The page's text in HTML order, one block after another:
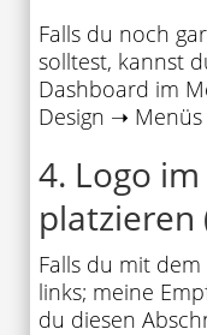
Falls du noch
solltest, kannst
Dashboard im
Design ➝
4. Logo
platzieren
Falls du mit
links; meine
du diesen